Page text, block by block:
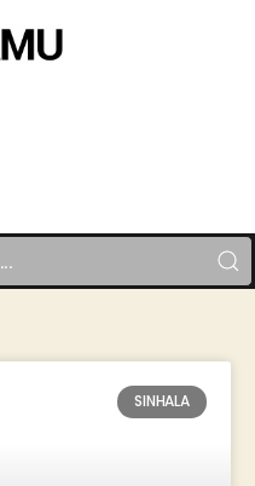
SINHALA